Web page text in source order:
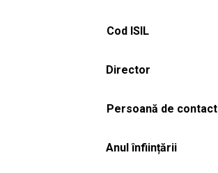
Cod ISIL
Director
Persoană de contact
Anul înființării